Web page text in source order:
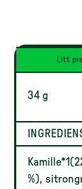
Litt
34 g
%),